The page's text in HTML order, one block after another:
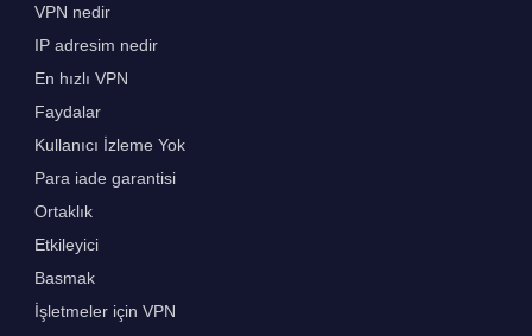
VPN nedir
IP adresim nedir
En hızlı VPN
Faydalar
Kullanıcı İzleme Yok
Para iade garantisi
Ortaklık
Etkileyici
Basmak
İşletmeler için VPN